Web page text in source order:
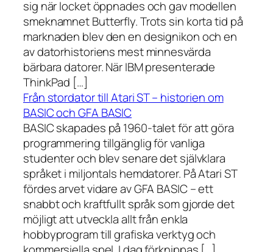
sig när locket öppnades och gav modellen
smeknamnet Butterfly. Trots sin korta tid på
marknaden blev den en designikon och en
av datorhistoriens mest minnesvärda
bärbara datorer. När IBM presenterade
ThinkPad […]
Från stordator till Atari ST – historien om
BASIC och GFA BASIC
BASIC skapades på 1960-talet för att göra
programmering tillgänglig för vanliga
studenter och blev senare det självklara
språket i miljontals hemdatorer. På Atari ST
fördes arvet vidare av GFA BASIC – ett
snabbt och kraftfullt språk som gjorde det
möjligt att utveckla allt från enkla
hobbyprogram till grafiska verktyg och